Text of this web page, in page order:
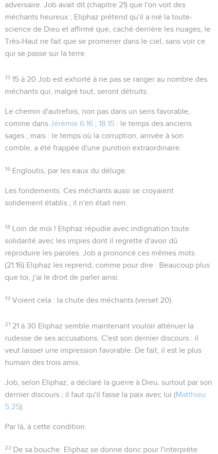
adversaire. Job avait dit (chapitre 21) que l'on voit des
méchants heureux ; Eliphaz prétend qu'il a nié la toute-
science de Dieu et affirmé que, caché derrière les nuages, le
Très-Haut ne fait que se promener dans le ciel, sans voir ce
qui se passe sur la terre.
15 15 à 20 Job est exhorté à ne pas se ranger au nombre des
méchants qui, malgré tout, seront détruits.
Le chemin d'autrefois , non pas dans un sens favorable,
comme dans Jérémie 6.16 ; 18.15 : le temps des anciens
sages ; mais : le temps où la corruption, arrivée à son
comble, a été frappée d'une punition extraordinaire.
16 Engloutis , par les eaux du déluge.
Les fondements . Ces méchants aussi se croyaient
solidement établis ; il n'en était rien.
18 Loin de moi ! Eliphaz répudie avec indignation toute
solidarité avec les impies dont il regrette d'avoir dû
reproduire les paroles. Job a prononcé ces mêmes mots
(21.16) Eliphaz les reprend, comme pour dire : Beaucoup plus
que toi, j'ai le droit de parler ainsi.
19 Voient cela : la chute des méchants (verset 20).
21 21 à 30 Eliphaz semble maintenant vouloir atténuer la
rudesse de ses accusations. C'est son dernier discours : il
veut laisser une impression favorable. De fait, il est le plus
humain des trois amis.
Job, selon Eliphaz, a déclaré la guerre à Dieu, surtout par son
dernier discours ; il faut qu'il fasse la paix avec lui (Matthieu
5.25).
Par là , à cette condition.
22 De sa bouche . Eliphaz se donne donc pour l'interprète